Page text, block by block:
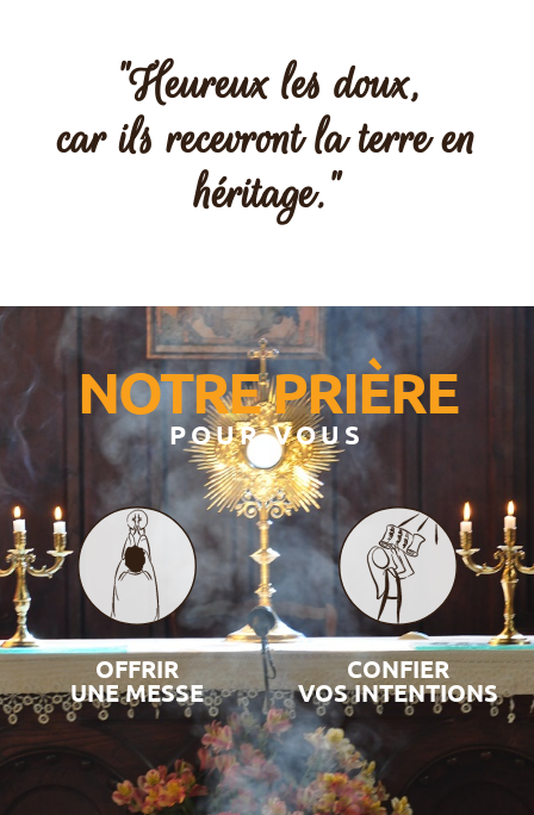
"Heureux les doux,
car ils recevront la terre en
héritage."
NOTRE PRIÈRE
POUR VOUS
OFFRIR
UNE MESSE
CONFIER
VOS INTENTIONS